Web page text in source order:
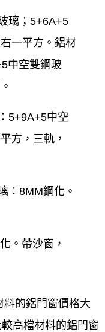
璃；5+6A+5
一平方。鋁材
中空雙鋼玻
5+9A+5中空
方，三軌，
：8MM鋼化。
。帶沙窗，
料的鋁門窗價格大
高檔材料的鋁門窗